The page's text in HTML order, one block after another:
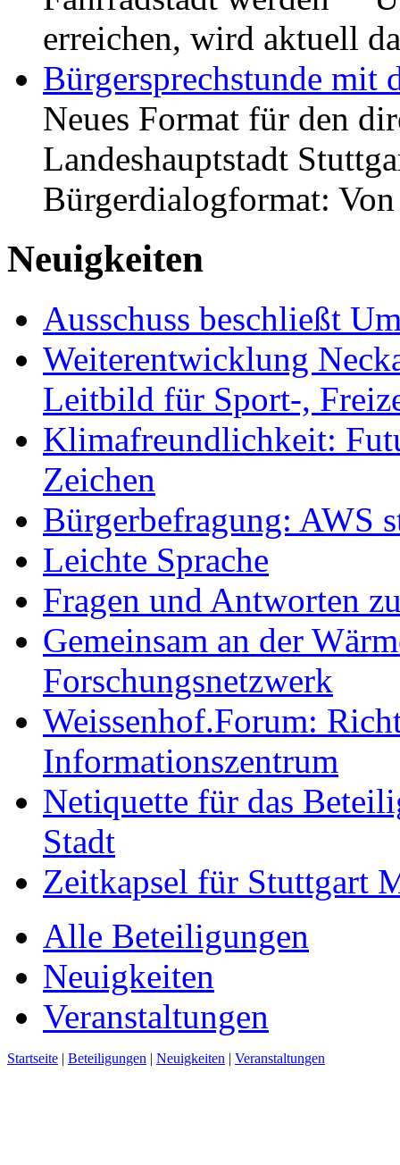
erreichen, wird aktuell
Bürgersprechstunde mit
Neues Format für den
Landeshauptstadt
Bürgerdialogformat:
Neuigkeiten
Ausschuss beschließt
Weiterentwicklung
Leitbild für Sport-,
Klimafreundlichkeit:
Zeichen
Bürgerbefragung: AWS
Leichte Sprache
Fragen und Antworten
Gemeinsam an der
Forschungsnetzwerk
Weissenhof.Forum:
Informationszentrum
Netiquette für das
Stadt
Zeitkapsel für Stuttgart
Alle Beteiligungen
Neuigkeiten
Veranstaltungen
Startseite | Beteiligungen | Neuigkeiten | Veranstaltungen